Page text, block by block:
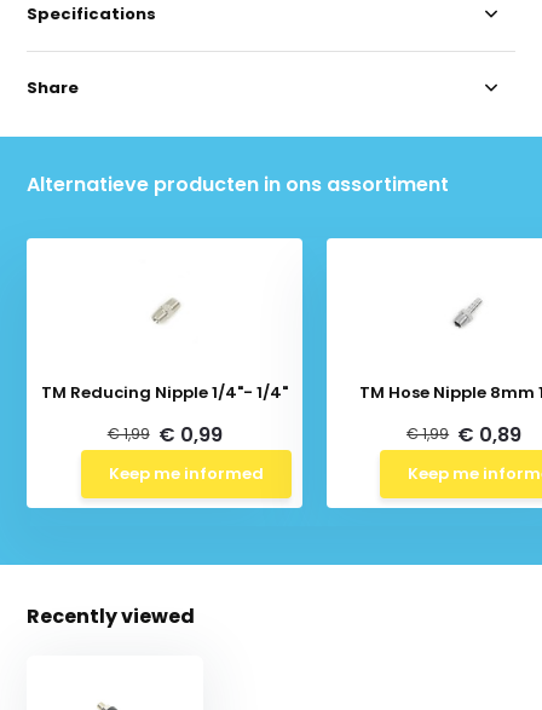
Specifications
Share
Alternatieve producten in ons assortiment
TM Reducing Nipple 1/4"- 1/4"
€ 1,99 € 0,99
Keep me informed
TM Hose Nipple 8mm
€ 1,99 € 0,89
Keep me
Recently viewed